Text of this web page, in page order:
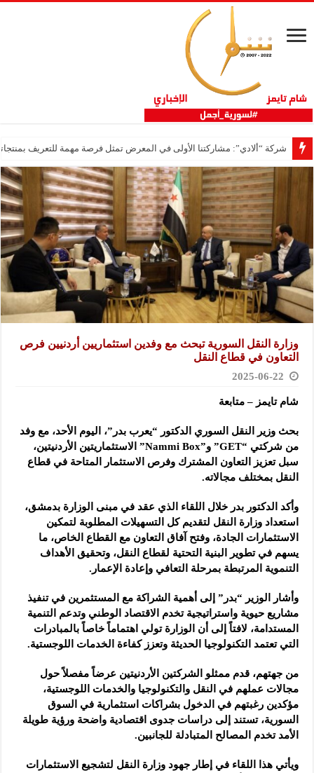
شركة “ألادي”: مشاركتنا الأولى في المعرض تمثل فرصة مهمة للتعريف
وزارة النقل السورية تبحث مع وفدين استثماريين أردنيين فرص
التعاون في قطاع النقل
2025-06-22
شام تايمز – متابعة
بحث وزير النقل السوري الدكتور “يعرب بدر”، اليوم الأحد، مع وفد
من شركتي “GET” و”Nammi Box” الاستثماريتين الأردنيتين،
سبل تعزيز
التعاون المشترك وفرص الاستثمار المتاحة في قطاع
النقل بمختلف مجالاته.
وأكد الدكتور بدر خلال اللقاء الذي عقد في مبنى الوزارة بدمشق،
استعداد وزارة النقل لتقديم كل التسهيلات المطلوبة لتمكين
الاستثمارات الجادة، وفتح آفاق التعاون مع القطاع الخاص، ما
يسهم في تطوير البنية التحتية لقطاع النقل، وتحقيق الأهداف
التنموية المرتبطة بمرحلة التعافي وإعادة الإعمار.
وأشار الوزير “بدر” إلى أهمية الشراكة مع المستثمرين في تنفيذ
مشاريع حيوية واستراتيجية تخدم الاقتصاد الوطني وتدعم التنمية
المستدامة، لافتاً إلى أن الوزارة تولي اهتماماً خاصاً بالمبادرات
التي تعتمد التكنولوجيا الحديثة وتعزز كفاءة الخدمات اللوجستية.
من جهتهم، قدم ممثلو الشركتين الأردنيتين عرضاً مفصلاً حول
مجالات عملهم في النقل والتكنولوجيا والخدمات اللوجستية،
مؤكدين رغبتهم في الدخول بشراكات استثمارية في السوق
السورية، تستند إلى دراسات جدوى اقتصادية واضحة ورؤية طويلة
الأمد تخدم المصالح المتبادلة للجانبين.
ويأتي هذا اللقاء في إطار جهود وزارة النقل لتشجيع الاستثمارات